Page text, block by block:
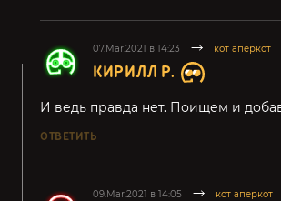
07.Mar.2021 в 14:23 кот аперкот
КИРИЛЛ Р.
И ведь правда нет. Поищем и
ОТВЕТИТЬ
09.Mar.2021 в 14:05 кот аперкот